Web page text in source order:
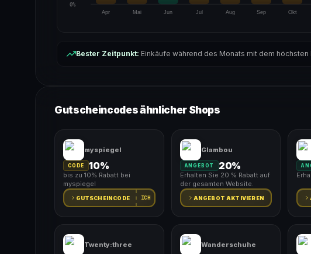
0%
Apr
Mai Jun Jul Aug Sep Okt
Bester Zeitpunkt: Einkäufe während des Monats mit dem
Gutscheincodes ähnlicher Shops
myspiegel
CODE 10%
bis zu 10% Rabatt bei
myspiegel
GUTSCHEINCODE ICH
Glambou
ANGEBOT 20%
Erhalten Sie 20 % Rabatt auf
der gesamten Website.
ANGEBOT AKTIVIEREN
Twenty:three Wanderschuhe